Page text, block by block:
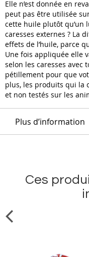
Elle n’est donnée en
peut pas être utilisée
cette huile plutôt qu’un
caresses externes ? La
effets de l’huile, parce
Une fois appliquée elle
selon les caresses avec
pétillement pour que
plus, les produits qui la
et non testés sur les
Plus d’information
Ces